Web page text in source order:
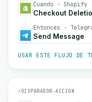
Cuando · Shopify
Checkout
Entonces ·
Send Message
USAR ESTE FLUJO DE
⚡ DISPARADOR→ACCIÓN